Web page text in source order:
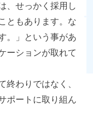
、せっかく採用し
ともあります。な
。」という事があ
ーションが取れて
終わりではなく、
ポートに取り組ん